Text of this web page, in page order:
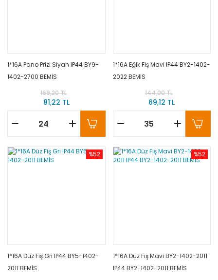
1*16A Pano Prizi Siyah IP44 BY9-
1402-2700 BEMİS
169,20 TL
81,22 TL
1*16A Eğik Fiş Mavi IP44 BY2-1402-
2022 BEMİS
144,00 TL
69,12 TL
%52
1*16A Düz Fiş Gri IP44 BY5-1402-
2011 BEMİS
%52
1*16A Düz Fiş Mavi BY2-1402-2011
IP44 BY2-1402-2011 BEMİS